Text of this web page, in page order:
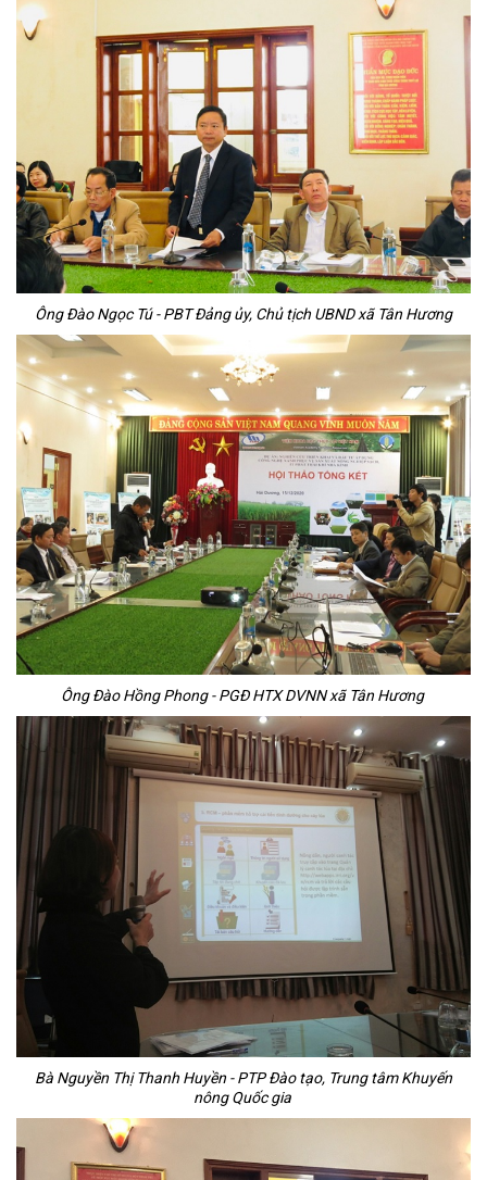
Ông Đào Ngọc Tú - PBT Đảng ủy, Chủ tịch UBND xã Tân Hương
Ông Đào Hồng Phong - PGĐ HTX DVNN xã Tân Hương
Bà Nguyền Thị Thanh Huyền - PTP Đào tạo, Trung tâm Khuyến
nông Quốc gia